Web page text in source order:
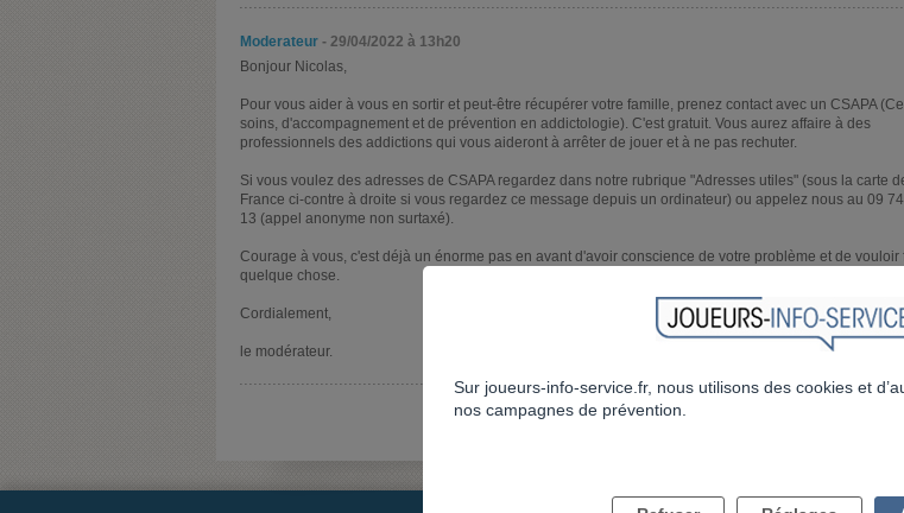
Moderateur - 29/04/2022 à 13h20
Bonjour Nicolas,
Pour vous aider à vous en sortir et peut-être récupérer votre famille, prenez contact avec un CSAPA
soins, d'accompagnement et de prévention en addictologie). C'est gratuit. Vous aurez affaire à des
professionnels des addictions qui vous aideront à arrêter de jouer et à ne pas rechuter.
Si vous voulez des adresses de CSAPA regardez dans notre rubrique "Adresses utiles" (sous la carte
France ci-contre à droite si vous regardez ce message depuis un ordinateur) ou appelez nous au 09
13 (appel anonyme non surtaxé).
Courage à vous, c'est déjà un énorme pas en avant d'avoir conscience de votre problème et de vouloir
quelque chose.
Cordialement,
le modérateur.
Sur joueurs-info-service.fr, nous utilisons des cookies et
nos campagnes de prévention.